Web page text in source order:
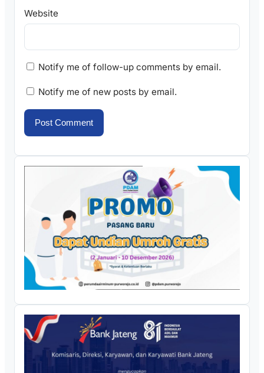
Website
Notify me of follow-up comments by email.
Notify me of new posts by email.